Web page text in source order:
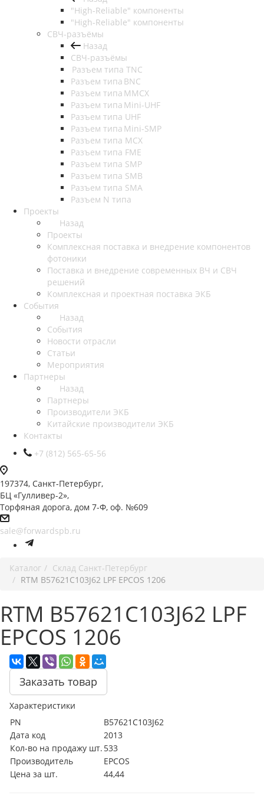
"High-Reliable" компоненты
"High-Reliable" компоненты
СВЧ-разъёмы
Назад
СВЧ-разъёмы
Разъем типа TNC
Разъем типа BNC
Разъем типа MMCX
Разъем типа Mini-UHF
Разъем типа UHF
Разъем типа Mini-SMP
Разъем типа MCX
Разъем типа FME
Разъем типа SMP
Разъем типа SMB
Разъем типа SMA
Разъем N типа
Проекты
Назад
Проекты
Комплексная поставка и внедрение компонентов
фотоники
Поставка и внедрение современных ВЧ и СВЧ
решений
Комплексная и проектная поставка ЭКБ
События
Назад
События
Новости отрасли
Статьи
Мероприятия
Партнеры
Назад
Партнеры
Производители ЭКБ
Китайские производители ЭКБ
Контакты
+7 (812) 565-65-56
197374, Санкт-Петербург,
БЦ «Гулливер-2»,
Торфяная дорога, дом 7-Ф, оф. №609
sale@forwardspb.ru
Каталог
Cклад Санкт-Петербург
RTM B57621C103J62 LPF EPCOS 1206
RTM B57621C103J62 LPF
EPCOS 1206
Заказать товар
Характеристики
PN
B57621C103J62
Дата код
2013
Кол-во на продажу шт. 533
Производитель
EPCOS
Цена за шт.
44,44